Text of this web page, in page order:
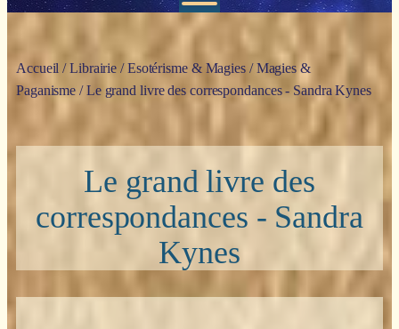
Accueil /Librairie /Esotérisme & Magies/Magies &
Paganisme / Le grand livre des correspondances - Sandra Kynes
Le grand livre des
correspondances - Sandra
Kynes